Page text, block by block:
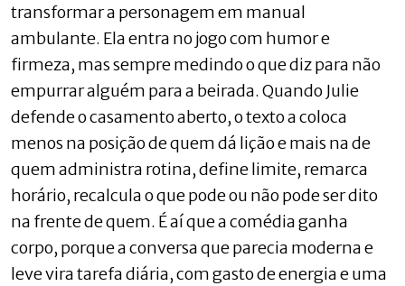
transformar a personagem em manual
ambulante. Ela entra no jogo com humor e
firmeza, mas sempre medindo o que diz para não
empurrar alguém para a beirada. Quando Julie
defende o casamento aberto, o texto a coloca
menos na posição de quem dá lição e mais na de
quem administra rotina, define limite, remarca
horário, recalcula o que pode ou não pode ser dito
na frente de quem. É aí que a comédia ganha
corpo, porque a conversa que parecia moderna e
leve vira tarefa diária, com gasto de energia e uma